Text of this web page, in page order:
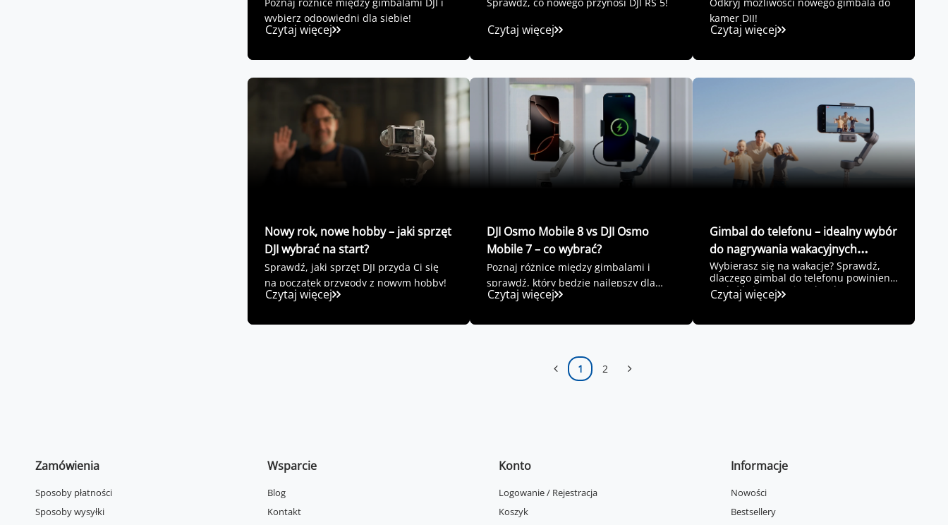
wybierz odpowiedni dla siebie!
Czytaj więcej Czytaj więcej
kamer DJI!
Czytaj więcej
Nowy rok, nowe hobby – jaki sprzęt
DJI wybrać na start?
Sprawdź, jaki sprzęt DJI przyda Ci się
na początek przygody z nowym hobby!
Czytaj więcej
DJI Osmo Mobile 8 vs DJI Osmo
Mobile 7 – co wybrać?
Poznaj różnice między gimbalami i
sprawdź, który będzie najlepszy dla
Ciebie!
Czytaj więcej
Gimbal do telefonu – idealny wybór
do nagrywania wakacyjnych
przygód?
Wybierasz się na wakacje? Sprawdź,
dlaczego gimbal do telefonu powinien
znaleźć się w Twoim plecaku!
Czytaj więcej
1 2
Zamówienia
Sposoby płatności
Sposoby wysyłki
Wsparcie
Blog
Kontakt
Konto
Logowanie / Rejestracja
Koszyk
Informacje
Nowości
Bestsellery